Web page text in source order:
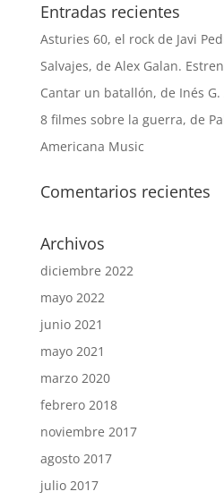
Entradas recientes
Asturies 60, el rock de Javi
Salvajes, de Alex Galan.
Cantar un batallón, de Inés
8 filmes sobre la guerra, de
Americana Music
Comentarios recientes
Archivos
diciembre 2022
mayo 2022
junio 2021
mayo 2021
marzo 2020
febrero 2018
noviembre 2017
agosto 2017
julio 2017